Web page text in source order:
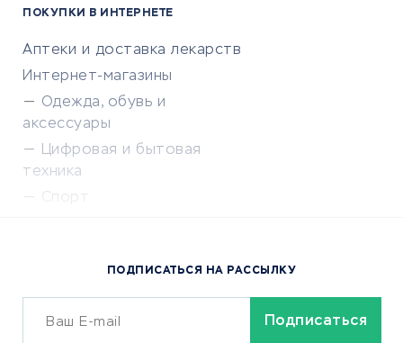
ПОКУПКИ В ИНТЕРНЕТЕ
Аптеки и доставка лекарств
Интернет-магазины
Одежда, обувь и
аксессуары
Цифровая и бытовая
техника
Спорт
Сервисы доставки
ОБУЧЕНИЕ И РАБОТА
ПОДПИСАТЬСЯ НА РАССЫЛКУ